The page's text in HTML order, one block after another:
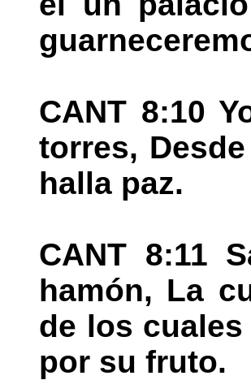
CANT 8:10
torres,
halla paz.
CANT 8:11
hamón, La
de los
por su fruto.